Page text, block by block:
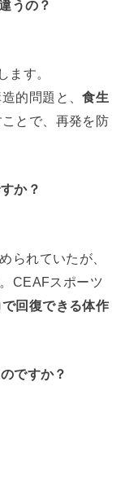
うの？
ます。
的問題と、食生
とで、再発を防
か？
られていたが、
CEAFスポーツ
回復できる体作
ですか？